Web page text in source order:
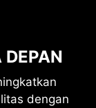
dengan